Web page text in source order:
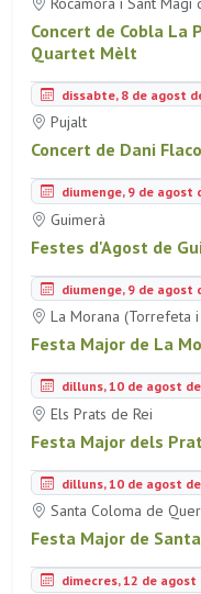
Concert de Cobla
Quartet Mèlt
dissabte, 8 de agost
Pujalt
Concert de Dani Flaco
diumenge, 9 de agost
Guimerà
Festes d'Agost de
diumenge, 9 de agost
La Morana (Torrefeta
Festa Major de La
dilluns, 10 de agost
Els Prats de Rei
Festa Major dels
dilluns, 10 de agost
Santa Coloma de
Festa Major de
dimecres, 12 de agost